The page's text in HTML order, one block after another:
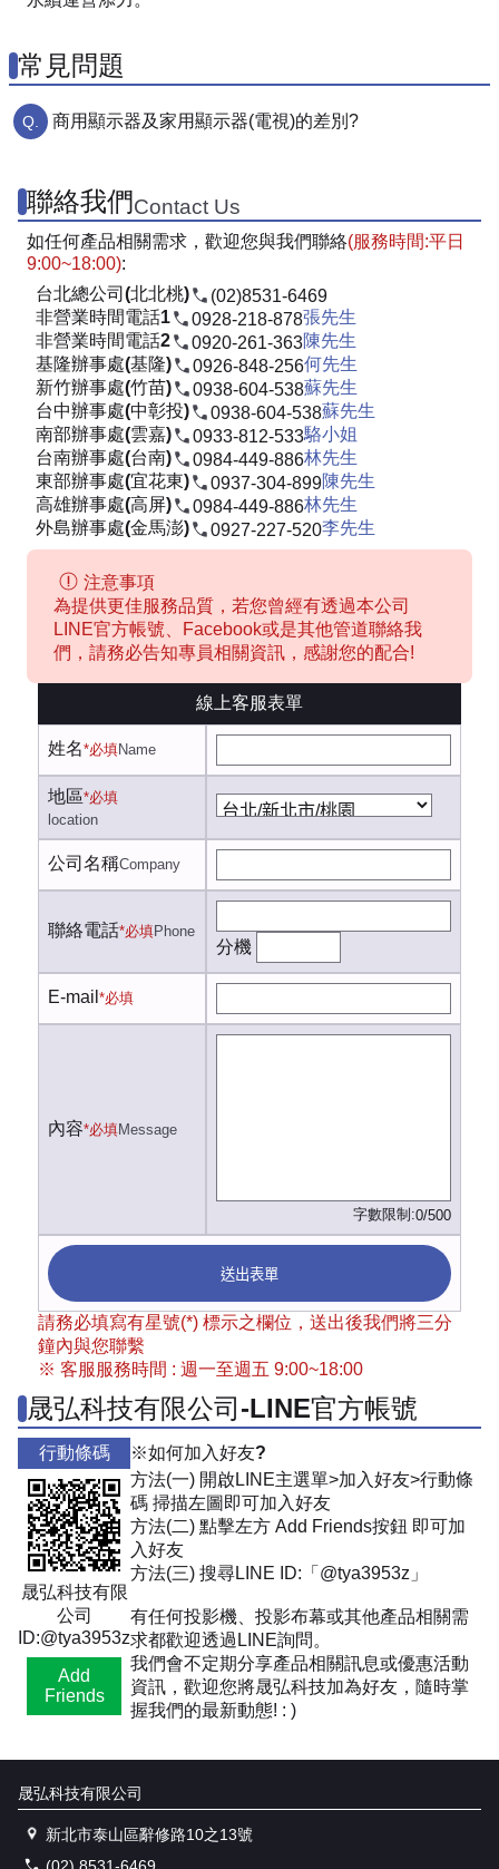
常見問題
商用顯示器及家用顯示器(電視)的差別?
聯絡我們Contact Us
如任何產品相關需求，歡迎您與我們聯絡(服務時間:平日
9:00~18:00):
台北總公司(北北桃)
(02)8531-6469
非營業時間電話1
0928-218-878張先生
非營業時間電話2
0920-261-363陳先生
基隆辦事處(基隆)
0926-848-256何先生
新竹辦事處(竹苗)
0938-604-538蘇先生
台中辦事處(中彰投)
0938-604-538蘇先生
南部辦事處(雲嘉)
0933-812-533駱小姐
台南辦事處(台南)
0984-449-886林先生
東部辦事處(宜花東)
0937-304-899陳先生
高雄辦事處(高屏)
0984-449-886林先生
外島辦事處(金馬澎)
0927-227-520李先生
注意事項
為提供更佳服務品質，若您曾經有透過本公司
LINE官方帳號、Facebook或是其他管道聯絡我
們，請務必告知專員相關資訊，感謝您的配合!
線上客服表單
姓名*必填Name
地區*必填
location
公司名稱Company
聯絡電話*必填Phone
分機
E-mail *必填
內容*必填Message
字數限制:0/500
送出表單
請務必填寫有星號(*) 標示之欄位，送出後我們將三分
鐘內與您聯繫
※ 客服服務時間 : 週一至週五 9:00~18:00
晟弘科技有限公司-LINE官方帳號
行動條碼
晟弘科技有限
公司
ID:@tya3953z
Add
Friends
※如何加入好友?
方法(一) 開啟LINE主選單>加入好友>行動條
碼 掃描左圖即可加入好友
方法(二) 點擊左方 Add Friends按鈕 即可加
入好友
方法(三) 搜尋LINE ID:「@tya3953z」
有任何投影機、投影布幕或其他產品相關需
求都歡迎透過LINE詢問。
我們會不定期分享產品相關訊息或優惠活動
資訊，歡迎您將晟弘科技加為好友，隨時掌
握我們的最新動態! : )
晟弘科技有限公司
新北市泰山區辭修路10之13號
(02) 8531-6469